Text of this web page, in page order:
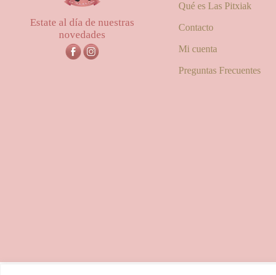
Estate al día de nuestras
novedades
Qué es Las Pitxiak
Contacto
Mi cuenta
Preguntas Frecuentes